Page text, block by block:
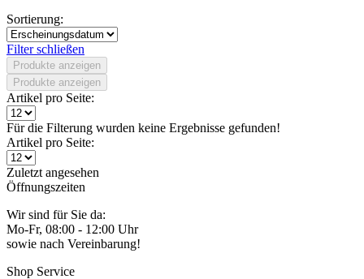
Sortierung:
Filter schließen
Produkte anzeigen
Produkte anzeigen
Artikel pro Seite:
Für die Filterung wurden keine Ergebnisse gefunden!
Artikel pro Seite:
Zuletzt angesehen
Öffnungszeiten
Wir sind für Sie da:
Mo-Fr, 08:00 - 12:00 Uhr
sowie nach Vereinbarung!
Shop Service